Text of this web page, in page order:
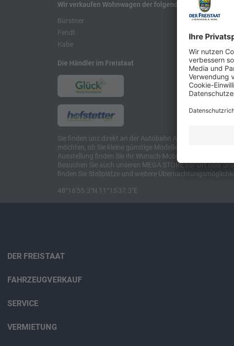
Wir verkaufen Wohnwagen der folgenden Hersteller:
Bürstner
Fendt
Kabe
Hobby
LMC
Die Händler im Freistaat
Sie finden uns direkt an der Autobahn A8 zwischen
möchten, ob Sie kleine günstige Modelle suchen, etwa
Ausstellung finden Sie Ihr Wunsch-Mobil und alles für
Besuchen Sie auch unseren MEGA STORE vor Ort oder
finden Sie Stellplätze und weitere
48°16'55.3"N 11°15'37.3"E
DER FREISTAAT
FAHRZEUGVERKAUF
SERVICE
VERMIETUNG